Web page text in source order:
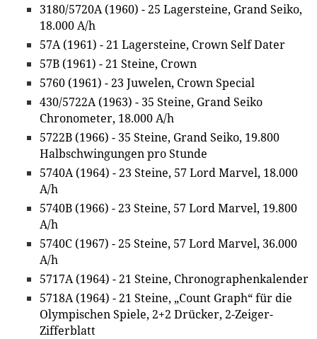
3180/5720A (1960) - 25 Lagersteine, Grand Seiko,
18.000 A/h
57A (1961) - 21 Lagersteine, Crown Self Dater
57B (1961) - 21 Steine, Crown
5760 (1961) - 23 Juwelen, Crown Special
430/5722A (1963) - 35 Steine, Grand Seiko
Chronometer, 18.000 A/h
5722B (1966) - 35 Steine, Grand Seiko, 19.800
Halbschwingungen pro Stunde
5740A (1964) - 23 Steine, 57 Lord Marvel, 18.000
A/h
5740B (1966) - 23 Steine, 57 Lord Marvel, 19.800
A/h
5740C (1967) - 25 Steine, 57 Lord Marvel, 36.000
A/h
5717A (1964) - 21 Steine, Chronographenkalender
5718A (1964) - 21 Steine, „Count Graph“ für die
Olympischen Spiele, 2+2 Drücker, 2-Zeiger-
Zifferblatt